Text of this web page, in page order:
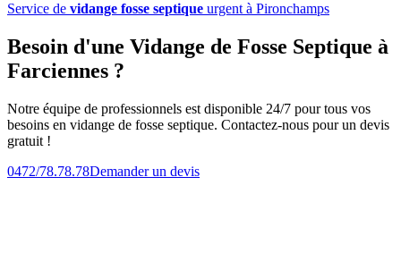
Service de vidange fosse septique urgent à Pironchamps
Besoin d'une Vidange de Fosse Septique à
Farciennes ?
Notre équipe de professionnels est disponible 24/7 pour tous vos
besoins en vidange de fosse septique. Contactez-nous pour un devis
gratuit !
0472/78.78.78Demander un devis